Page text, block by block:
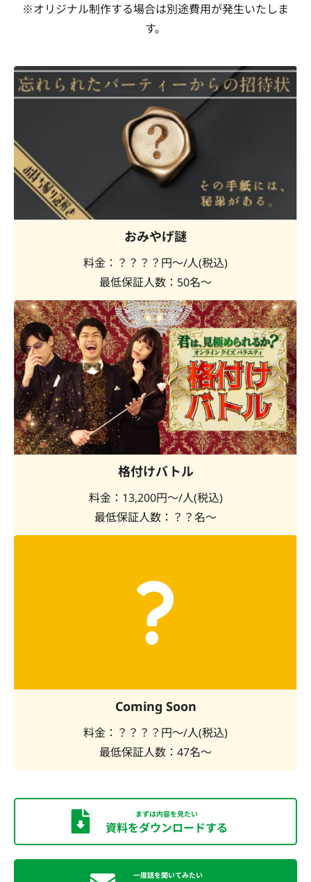
※オリジナル制作する場合は別途費用が発生いたしま
す。
おみやげ謎
料金：？？？？円～/人(税込)
最低保証人数：50名～
格付けバトル
料金：13,200円～/人(税込)
最低保証人数：？？名～
Coming Soon
料金：？？？？円～/人(税込)
最低保証人数：47名～
まずは内容を見たい
資料をダウンロードする
一度話を聞いてみたい